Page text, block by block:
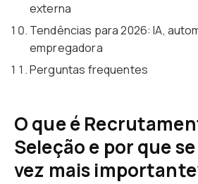
externa
Tendências para 2026: IA,
empregadora
Perguntas frequentes
O que é
Seleção e por que
vez mais